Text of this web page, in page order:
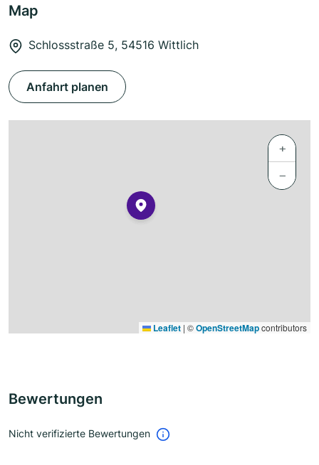
Map
Schlossstraße 5, 54516 Wittlich
Anfahrt planen
+
−
Leaflet | ©OpenStreetMapcontributors
Bewertungen
Nicht verifizierte Bewertungen